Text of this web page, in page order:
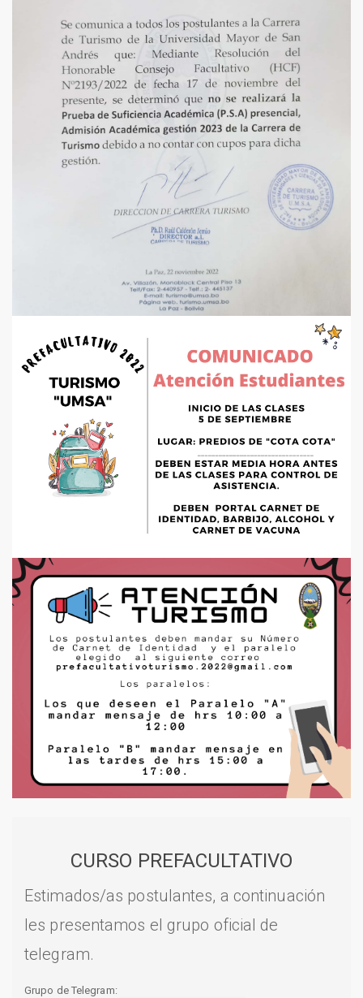
CURSO PREFACULTATIVO
Estimados/as postulantes, a continuación
les presentamos el grupo oficial de
telegram.
Grupo de Telegram: